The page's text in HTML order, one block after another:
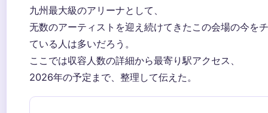
九州最大級のアリーナとして、
无数のアーティストを迎え続けてきたこの会場の今を
ている人は多いだろう。
ここでは収容人数の詳細から最寄り駅アクセス、
2026年の予定まで、整理して伝えた。